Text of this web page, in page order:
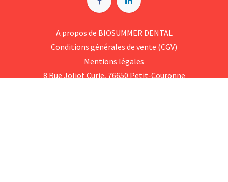
A p​ropos de BIOSUMMER DENTAL
Conditions générales d​e vente (CGV)
Mentions légales
8 Rue Jol​iot Curie, 76650 Petit-Couronne